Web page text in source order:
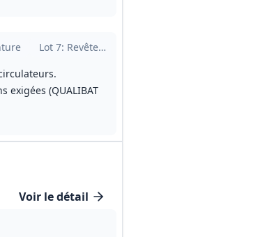
Lot 7: Revêtements de sol
exigées (QUALIBAT
Voir le détail